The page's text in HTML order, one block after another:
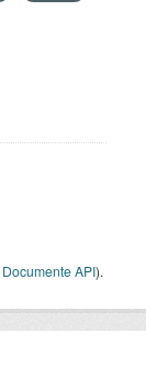
Documente API).